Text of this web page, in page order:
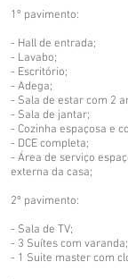
1º pavimento:
- Hall de entrada;
- Lavabo;
- Escritório;
- Adega;
- Sala de estar com 2
- Sala de jantar;
- Cozinha espaçosa e
- DCE completa;
- Área de serviço
externa da casa;
2º pavimento:
- Sala de TV;
- 3 Suítes com varanda;
- 1 Suite master com